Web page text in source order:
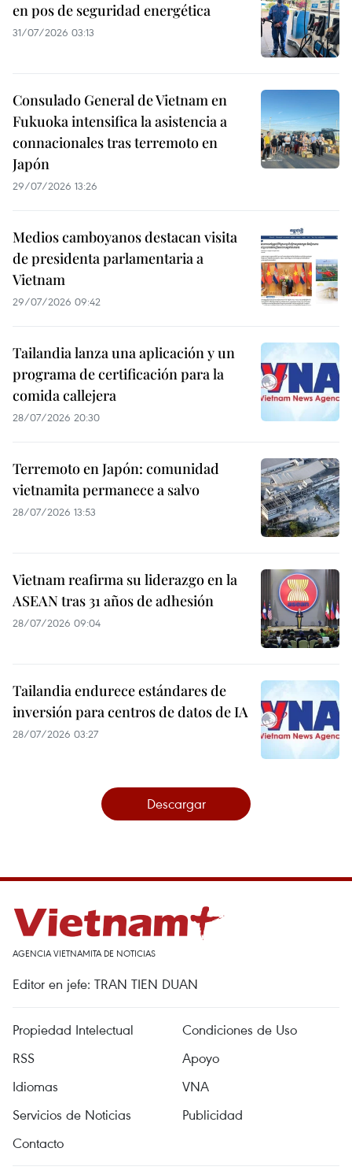
en pos de seguridad energética
31/07/2026 03:13
Consulado General de Vietnam en
Fukuoka intensifica la asistencia a
connacionales tras terremoto en
Japón
29/07/2026 13:26
Medios camboyanos destacan visita
de presidenta parlamentaria a
Vietnam
29/07/2026 09:42
Tailandia lanza una aplicación y un
programa de certificación para la
comida callejera
28/07/2026 20:30
Terremoto en Japón: comunidad
vietnamita permanece a salvo
28/07/2026 13:53
Vietnam reafirma su liderazgo en la
ASEAN tras 31 años de adhesión
28/07/2026 09:04
Tailandia endurece estándares de
inversión para centros de datos de IA
28/07/2026 03:27
Descargar
AGENCIA VIETNAMITA DE NOTICIAS
Editor en jefe: TRAN TIEN DUAN
Propiedad Intelectual
Condiciones de Uso
RSS
Apoyo
Idiomas
VNA
Servicios de Noticias
Publicidad
Contacto